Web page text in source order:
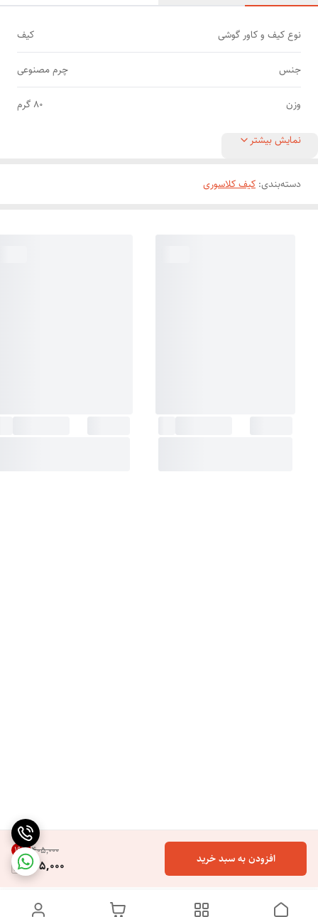
۴۰۵٬۰۰۰ 19%
325,000 افزودن به سبد خرید
نوع کیف و کاور گوشی کیف
جنس چرم مصنوعی
وزن 80 گرم
نمایش بیشتر
دسته‌بندی: کیف کلاسوری